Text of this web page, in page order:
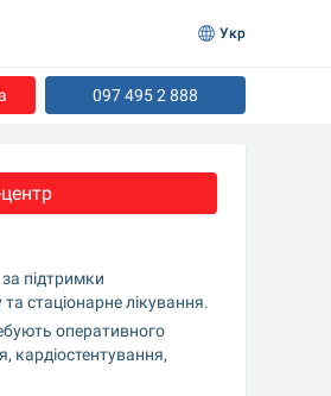
097 495 2 888
підтримки
стаціонарне лікування.
оперативного
кардіостентування,
Укр